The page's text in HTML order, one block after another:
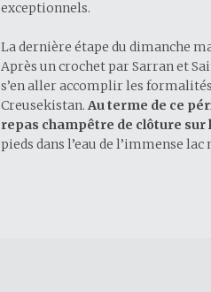
exceptionnels.
La dernière étape du dimanche
Après un crochet par Sarran et
s’en aller accomplir les
Creusekistan.Au terme de ce
repas champêtre de clôture sur
pieds dans l’eau de l’immense